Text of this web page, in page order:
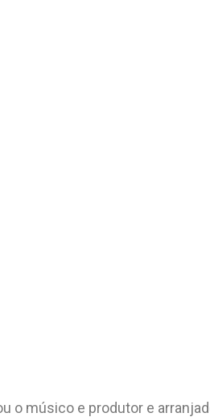
o músico e produtor e